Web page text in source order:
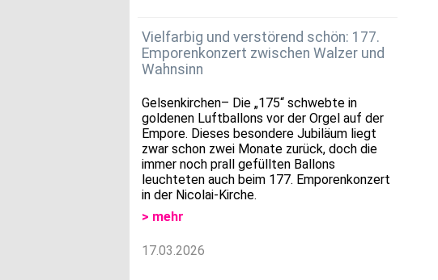
Vielfarbig und verstörend schön: 177.
Emporenkonzert zwischen Walzer und
Wahnsinn
Gelsenkirchen– Die „175“ schwebte in
goldenen Luftballons vor der Orgel auf der
Empore. Dieses besondere Jubiläum liegt
zwar schon zwei Monate zurück, doch die
immer noch prall gefüllten Ballons
leuchteten auch beim 177. Emporenkonzert
in der Nicolai-Kirche.
> mehr
17.03.2026